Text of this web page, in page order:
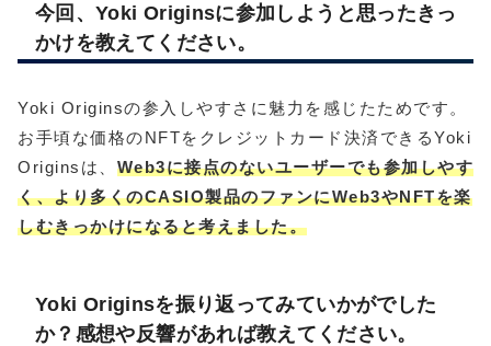
今回、Yoki Originsに参加しようと思ったきっ
かけを教えてください。
Yoki Originsの参入しやすさに魅力を感じたためです。
お手頃な価格のNFTをクレジットカード決済できるYoki
Originsは、 Web3に接点のないユーザーでも参加しやす
く、より多くのCASIO製品のファンにWeb3やNFTを楽
しむきっかけになると考えました。
Yoki Originsを振り返ってみていかがでした
か？感想や反響があれば教えてください。